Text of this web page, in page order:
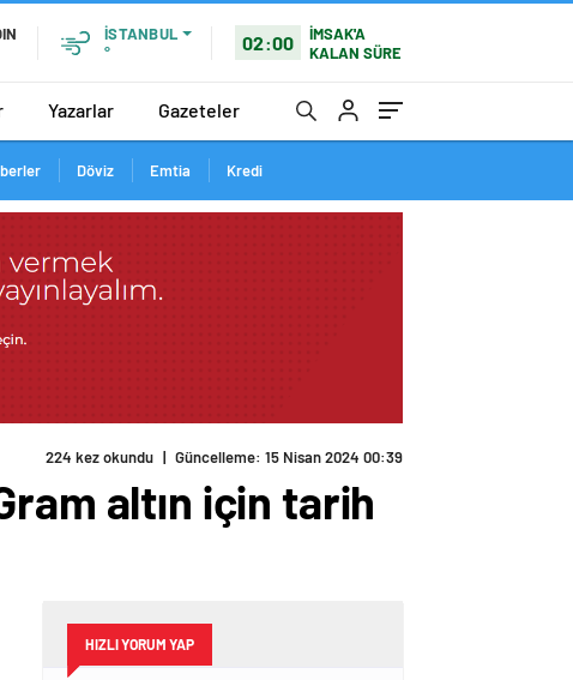
İSTANBUL
°
02:00
İMSAK'A
KALAN SÜRE
Yazarlar Gazeteler
Döviz Emtia Kredi
224 kez okundu | Güncelleme: 15 Nisan 2024 00:39
altın için tarih
HIZLI YORUM YAP